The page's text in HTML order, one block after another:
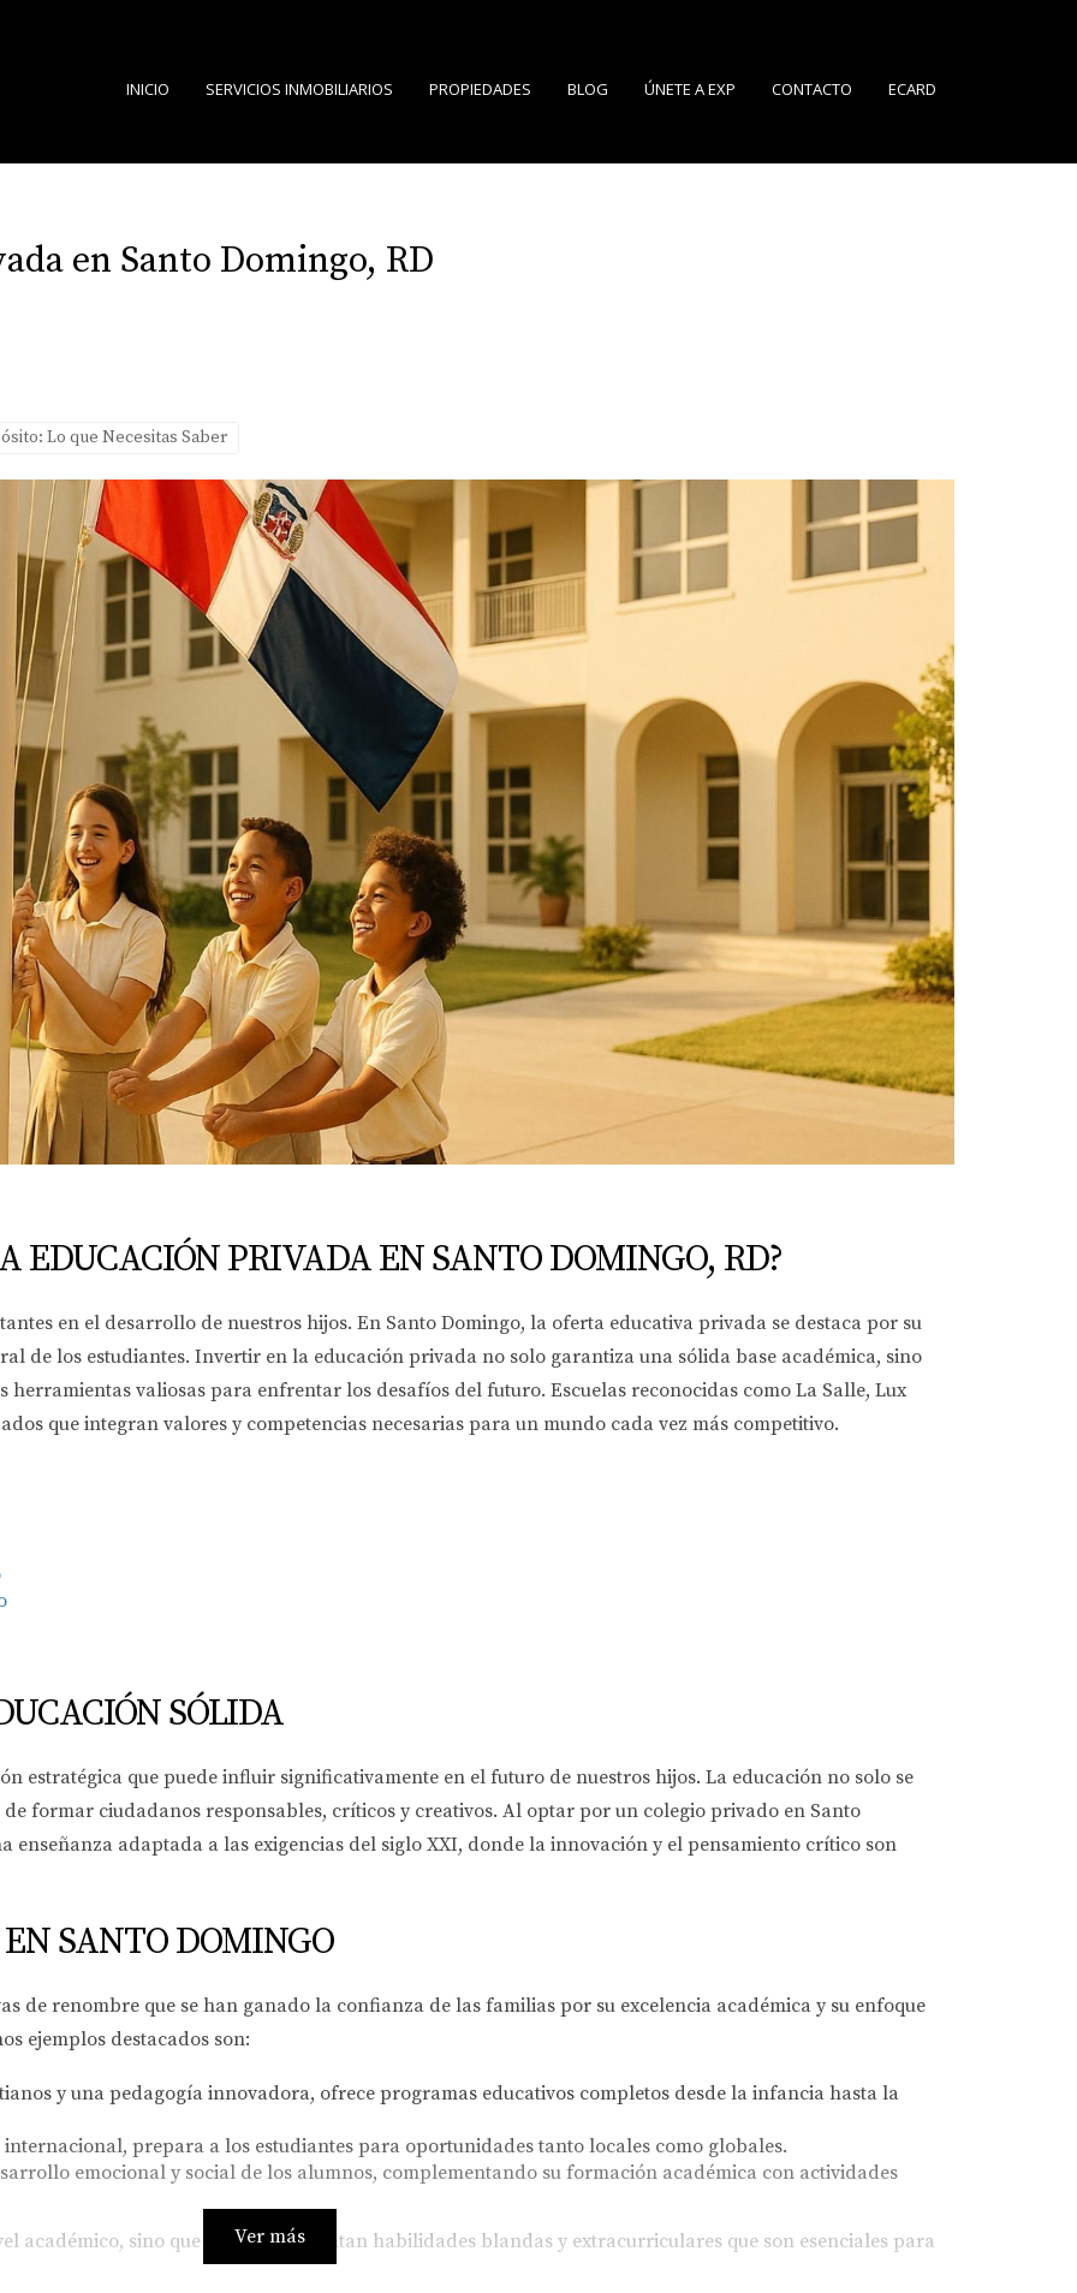
INICIO SERVICIOS INMOBILIARIOS PROPIEDADES BLOG ÚNETE A EXP CONTACTO ECARD
en Santo Domingo, RD
Lo que Necesitas Saber
EDUCACIÓN PRIVADA EN SANTO DOMINGO, RD?
en el desarrollo de nuestros hijos. En Santo Domingo, la oferta educativa privada se destaca por su
de los estudiantes. Invertir en la educación privada no solo garantiza una sólida base académica, sino
herramientas valiosas para enfrentar los desafíos del futuro. Escuelas reconocidas como La Salle, Lux
que integran valores y competencias necesarias para un mundo cada vez más competitivo.
SÓLIDA
estratégica que puede influir significativamente en el futuro de nuestros hijos. La educación no solo se
formar ciudadanos responsables, críticos y creativos. Al optar por un colegio privado en Santo
enseñanza adaptada a las exigencias del siglo XXI, donde la innovación y el pensamiento crítico son
EN SANTO DOMINGO
de renombre que se han ganado la confianza de las familias por su excelencia académica y su enfoque
ejemplos destacados son:
y una pedagogía innovadora, ofrece programas educativos completos desde la infancia hasta la
prepara a los estudiantes para oportunidades tanto locales como globales.
emocional y social de los alumnos, complementando su formación académica con actividades
académico, sino que también fomentan habilidades blandas y extracurriculares que son esenciales para
Ver más